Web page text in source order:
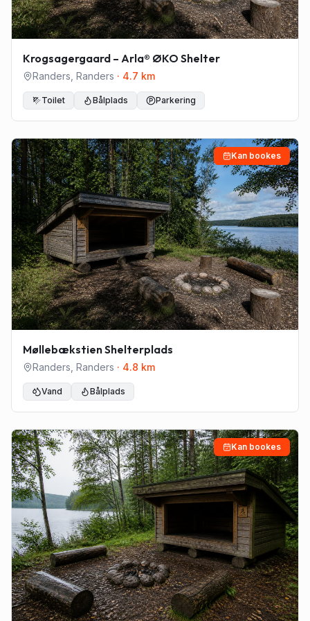
Krogsagergaard – Arla® ØKO Shelter
Randers Randers · 4.7 km
Toilet Bålplads Parkering
Kan bookes
Møllebækstien Shelterplads
Randers Randers · 4.8 km
Vand Bålplads
Kan bookes